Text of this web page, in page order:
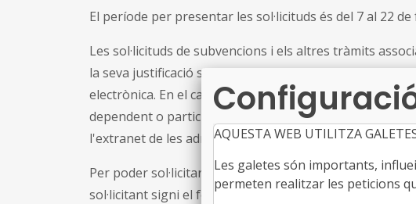
El període per presentar les sol·licituds és del 7 al 22
Les sol·licituds de subvencions i els altres tràmits
la seva justificació s'han de fer només per via
electrònica. En el cas que la persona sol·licitant sigui
dependent o participada majoritàriament per aquesta,
l'extranet de les administracions catalanes (http://
Per poder sol·licitar aquesta línia de subvencions, cal
sol·licitant signi el formulari de sol·licitud amb el
AQUESTA WEB UTILITZA
Les galetes són importants,
permeten realitzar les peticions